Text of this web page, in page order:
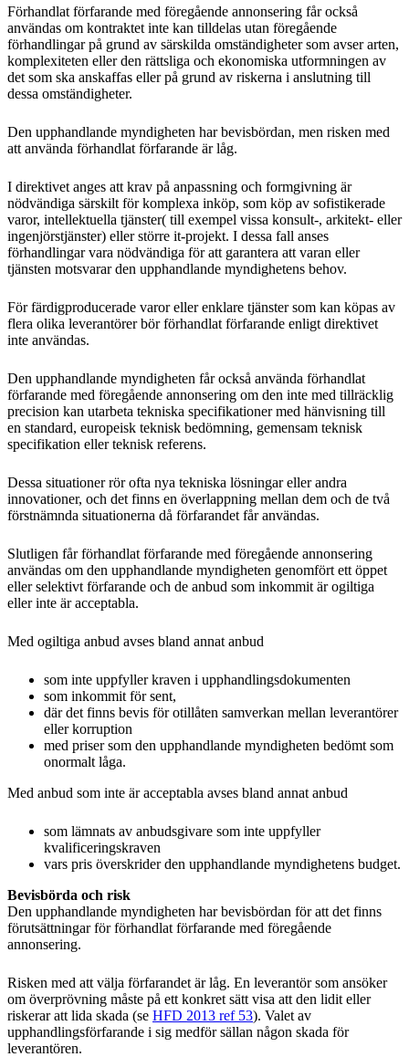
Förhandlat förfarande med föregående annonsering får också
användas om kontraktet inte kan tilldelas utan föregående
förhandlingar på grund av särskilda omständigheter som avser arten,
komplexiteten eller den rättsliga och ekonomiska utformningen av
det som ska anskaffas eller på grund av riskerna i anslutning till
dessa omständigheter.
Den upphandlande myndigheten har bevisbördan, men risken med
att använda förhandlat förfarande är låg.
I direktivet anges att krav på anpassning och formgivning är
nödvändiga särskilt för komplexa inköp, som köp av sofistikerade
varor, intellektuella tjänster( till exempel vissa konsult-, arkitekt- eller
ingenjörstjänster) eller större it-projekt. I dessa fall anses
förhandlingar vara nödvändiga för att garantera att varan eller
tjänsten motsvarar den upphandlande myndighetens behov.
För färdigproducerade varor eller enklare tjänster som kan köpas av
flera olika leverantörer bör förhandlat förfarande enligt direktivet
inte användas.
Den upphandlande myndigheten får också använda förhandlat
förfarande med föregående annonsering om den inte med tillräcklig
precision kan utarbeta tekniska specifikationer med hänvisning till
en standard, europeisk teknisk bedömning, gemensam teknisk
specifikation eller teknisk referens.
Dessa situationer rör ofta nya tekniska lösningar eller andra
innovationer, och det finns en överlappning mellan dem och de två
förstnämnda situationerna då förfarandet får användas.
Slutligen får förhandlat förfarande med föregående annonsering
användas om den upphandlande myndigheten genomfört ett öppet
eller selektivt förfarande och de anbud som inkommit är ogiltiga
eller inte är acceptabla.
Med ogiltiga anbud avses bland annat anbud
som inte uppfyller kraven i upphandlingsdokumenten
som inkommit för sent,
där det finns bevis för otillåten samverkan mellan leverantörer
eller korruption
med priser som den upphandlande myndigheten bedömt som
onormalt låga.
Med anbud som inte är acceptabla avses bland annat anbud
som lämnats av anbudsgivare som inte uppfyller
kvalificeringskraven
vars pris överskrider den upphandlande myndighetens budget.
Bevisbörda och risk
Den upphandlande myndigheten har bevisbördan för att det finns
förutsättningar för förhandlat förfarande med föregående
annonsering.
Risken med att välja förfarandet är låg. En leverantör som ansöker
om överprövning måste på ett konkret sätt visa att den lidit eller
riskerar att lida skada (se HFD 2013 ref 53). Valet av
upphandlingsförfarande i sig medför sällan någon skada för
leverantören.